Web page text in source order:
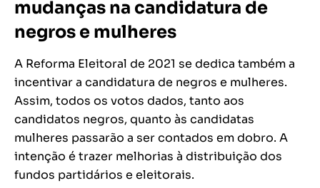
mudanças na candidatura de
negros e mulheres
A Reforma Eleitoral de 2021 se dedica também a
incentivar a candidatura de negros e mulheres.
Assim, todos os votos dados, tanto aos
candidatos negros, quanto às candidatas
mulheres passarão a ser contados em dobro. A
intenção é trazer melhorias à distribuição dos
fundos partidários e eleitorais.